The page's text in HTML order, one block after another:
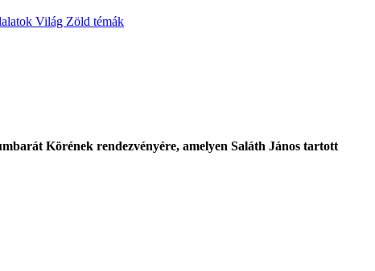
Világ Zöld témák
Körének rendezvényére, amelyen Saláth János tartott